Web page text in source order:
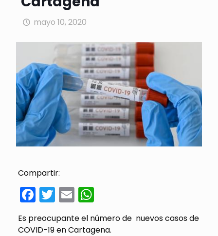
mayo 10, 2020
Compartir:
Facebook
Twitter
EmailWhatsApp
Es preocupante el número de nuevos casos de
COVID-19 en Cartagena.